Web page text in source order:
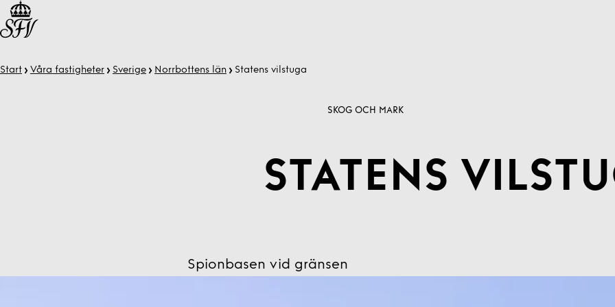
Start Våra fastigheter Sverige Norrbottens län Statens vilstuga
SKOG OCH MARK
STATENS
Spionbasen vid gränsen